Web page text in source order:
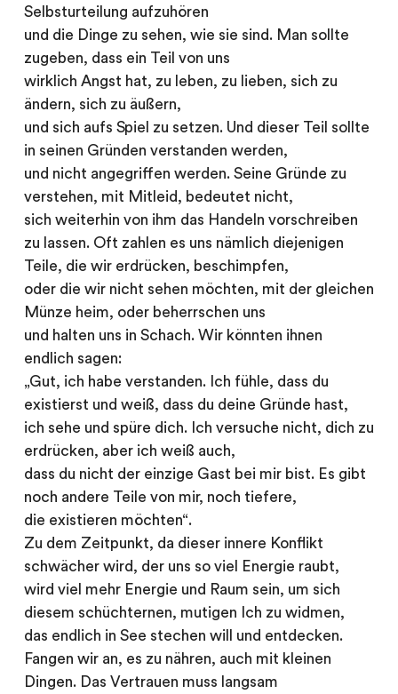
Selbsturteilung aufzuhören
und die Dinge zu sehen, wie sie sind. Man sollte
zugeben, dass ein Teil von uns
wirklich Angst hat, zu leben, zu lieben, sich zu
ändern, sich zu äußern,
und sich aufs Spiel zu setzen. Und dieser Teil sollte
in seinen Gründen verstanden werden,
und nicht angegriffen werden. Seine Gründe zu
verstehen, mit Mitleid, bedeutet nicht,
sich weiterhin von ihm das Handeln vorschreiben
zu lassen. Oft zahlen es uns nämlich diejenigen
Teile, die wir erdrücken, beschimpfen,
oder die wir nicht sehen möchten, mit der gleichen
Münze heim, oder beherrschen uns
und halten uns in Schach. Wir könnten ihnen
endlich sagen:
„Gut, ich habe verstanden. Ich fühle, dass du
existierst und weiß, dass du deine Gründe hast,
ich sehe und spüre dich. Ich versuche nicht, dich zu
erdrücken, aber ich weiß auch,
dass du nicht der einzige Gast bei mir bist. Es gibt
noch andere Teile von mir, noch tiefere,
die existieren möchten“.
Zu dem Zeitpunkt, da dieser innere Konflikt
schwächer wird, der uns so viel Energie raubt,
wird viel mehr Energie und Raum sein, um sich
diesem schüchternen, mutigen Ich zu widmen,
das endlich in See stechen will und entdecken.
Fangen wir an, es zu nähren, auch mit kleinen
Dingen. Das Vertrauen muss langsam